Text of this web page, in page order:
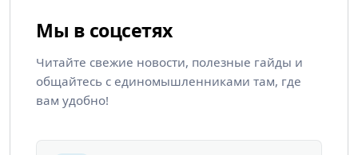
Мы в соцсетях
Читайте свежие новости, полезные гайды и
общайтесь с единомышленниками там, где
вам удобно!